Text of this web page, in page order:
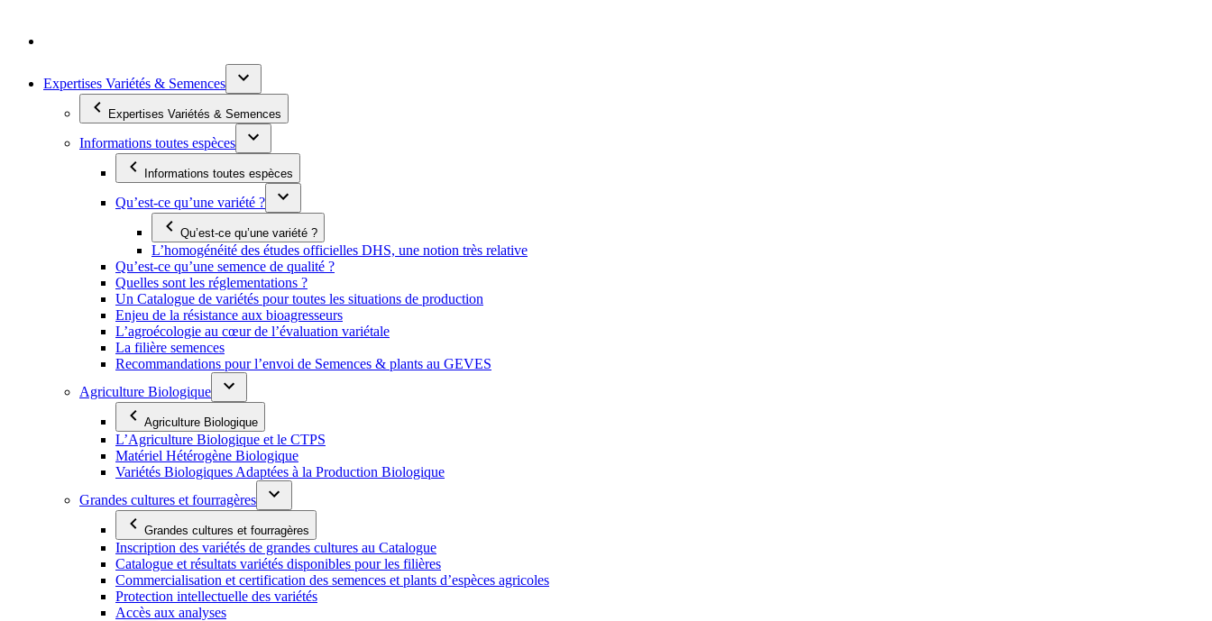
Expertises Variétés & Semences
Expertises Variétés & Semences
Informations toutes espèces
Informations toutes espèces
Qu’est-ce qu’une variété ?
Qu’est-ce qu’une variété ?
L’homogénéité des études officielles DHS, une notion très relative
Qu’est-ce qu’une semence de qualité ?
Quelles sont les réglementations ?
Un Catalogue de variétés pour toutes les situations de production
Enjeu de la résistance aux bioagresseurs
L’agroécologie au cœur de l’évaluation variétale
La filière semences
Recommandations pour l’envoi de Semences & plants au GEVES
Agriculture Biologique
Agriculture Biologique
L’Agriculture Biologique et le CTPS
Matériel Hétérogène Biologique
Variétés Biologiques Adaptées à la Production Biologique
Grandes cultures et fourragères
Grandes cultures et fourragères
Inscription des variétés de grandes cultures au Catalogue
Catalogue et résultats variétés disponibles pour les filières
Commercialisation et certification des semences et plants d’espèces agricoles
Protection intellectuelle des variétés
Accès aux analyses